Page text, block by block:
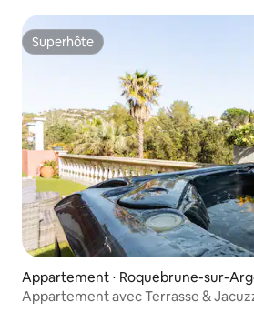
Superhôte
Superhôte
Appartement ⋅ Roquebrune-sur-
Appartement avec Terrasse &